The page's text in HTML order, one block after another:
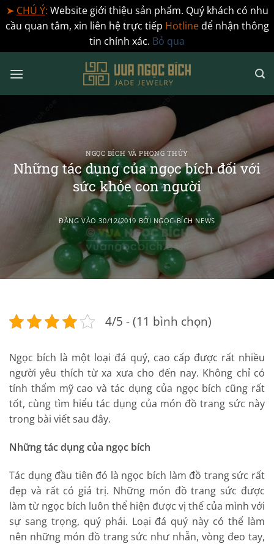
➤ CHÚ Ý: Website giới thiệu sản phẩm. Quý khách có nhu
cầu quan tâm, xin liên hệ trực tiếp Hotlineđể nhận thông
tin chính xác. Bỏ qua
qua
NGỌC BÍCH VÀ PHONG THỦY
Những tác dụng của ngọc bích đối với
sức khỏe con người
ĐĂNG VÀO30/12/2019 BỞI NGỌC BÍCH NEWS
4/5 - (11 bình chọn)
Ngọc bích là một loại đá quý, cao cấp được rất nhiều
người yêu thích từ xa xưa cho đến nay. Không chỉ có
tính thẩm mỹ cao và tác dụng của ngọc bích cũng rất
tốt, cùng tìm hiểu tác dụng của món đồ trang sức này
trong bài viết sau đây.
Những tác dụng của ngọc bích
Tác dụng đầu tiên đó là ngọc bích làm đồ trang sức rất
đẹp và rất có giá trị. Những món đồ trang sức được
làm từ ngọc bích luôn thể hiện được vị thế của mình với
sự sang trọng, quý phái. Loại đá quý này có thể làm
nên những món đồ trang sức như nhẫn, vòng đeo tay,